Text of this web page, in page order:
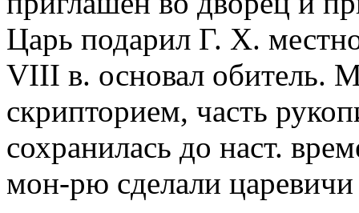
Царь подарил Г. Х.
VIII в. основал обитель.
скрипторием, часть
сохранилась до наст.
мон-рю сделали